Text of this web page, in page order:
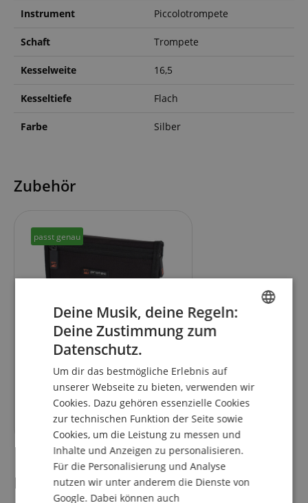
Instrument Piccolotrompete
Schaft Trompete
Kesselweite 16,5
Kesseltiefe Flach
Farbe Silber
Zubehör
passt genau
1
Protec A-221ZIP Mundstück
Etui für Trompete/Flügelhorn
19,99€
Kundenbewertungen
FRENCH
SPANISH
Deine Musik, deine Regeln:
Deine Zustimmung zum
Datenschutz.
Um dir das bestmögliche Erlebnis auf
unserer Webseite zu bieten, verwenden wir
Cookies. Dazu gehören essenzielle Cookies
zur technischen Funktion der Seite sowie
Cookies, um die Leistung zu messen und
Inhalte und Anzeigen zu personalisieren.
Für die Personalisierung und Analyse
nutzen wir unter anderem die Dienste von
Google. Dabei können auch